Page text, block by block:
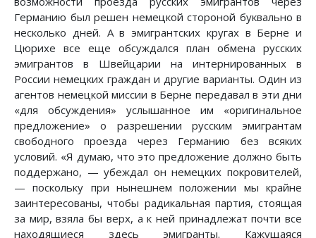
Германию был решен немецкой стороной буквально в
несколько дней. А в эмигрантских кругах в Берне и
Цюрихе все еще обсуждался план обмена русских
эмигрантов в Швейцарии на интернированных в
России немецких граждан и другие варианты. Один из
агентов немецкой миссии в Берне передавал в эти дни
«для обсуждения» услышанное им «оригинальное
предложение» о разрешении русским эмигрантам
свободного проезда через Германию без всяких
условий. «Я думаю, что это предложение должно быть
поддержано, — убеждал он немецких покровителей,
— поскольку при нынешнем положении мы крайне
заинтересованы, чтобы радикальная партия, стоящая
за мир, взяла бы верх, а к ней принадлежат почти все
находящиеся здесь эмигранты. Кажущаяся